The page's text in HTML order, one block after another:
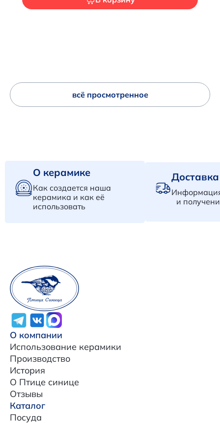
всё просмотренное
О керамике
Как создается наша
керамика и как её
использовать
и
О компании
Использование керамики
Производство
История
О Птице синице
Отзывы
Каталог
Посуда